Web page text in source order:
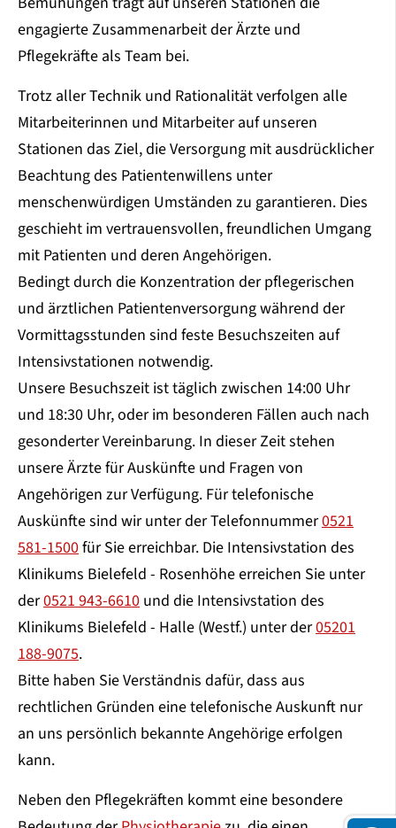
engagierte Zusammenarbeit der Ärzte und
Pflegekräfte als Team bei.
Trotz aller Technik und Rationalität verfolgen alle
Mitarbeiterinnen und Mitarbeiter auf unseren
Stationen das Ziel, die Versorgung mit ausdrücklicher
Beachtung des Patientenwillens unter
menschenwürdigen Umständen zu garantieren. Dies
geschieht im vertrauensvollen, freundlichen Umgang
mit Patienten und deren Angehörigen.
Bedingt durch die Konzentration der pflegerischen
und ärztlichen Patientenversorgung während der
Vormittagsstunden sind feste Besuchszeiten auf
Intensivstationen notwendig.
Unsere Besuchszeit ist täglich zwischen 14:00 Uhr
und 18:30 Uhr, oder im besonderen Fällen auch nach
gesonderter Vereinbarung. In dieser Zeit stehen
unsere Ärzte für Auskünfte und Fragen von
Angehörigen zur Verfügung. Für telefonische
Auskünfte sind wir unter der Telefonnummer0521
581-1500für Sie erreichbar. Die Intensivstation des
Klinikums Bielefeld - Rosenhöhe erreichen Sie unter
der0521 943-6610 und die Intensivstation des
Klinikums Bielefeld - Halle (Westf.) unter der05201
188-9075.
Bitte haben Sie Verständnis dafür, dass aus
rechtlichen Gründen eine telefonische Auskunft nur
an uns persönlich bekannte Angehörige erfolgen
kann.
Neben den Pflegekräften kommt eine besondere